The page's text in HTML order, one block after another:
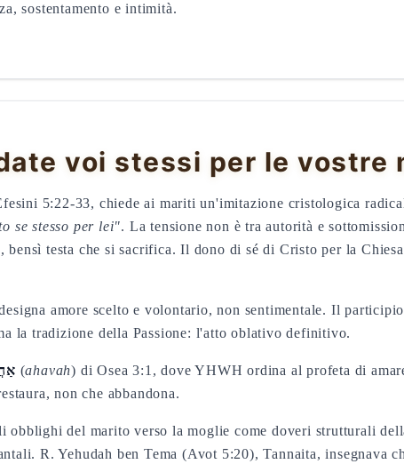
sostentamento e intimità.
voi stessi per le vostre
5:22-33, chiede ai mariti un'imitazione cristologica
se stesso per lei". La tensione non è tra autorità e
bensì testa che si sacrifica. Il dono di sé di Cristo per la
amore scelto e volontario, non sentimentale. Il
la tradizione della Passione: l'atto oblativo definitivo.
(ahavah) di Osea 3:1, dove YHWH ordina al profeta di
non che abbandona.
obblighi del marito verso la moglie come doveri strutturali
R. Yehudah ben Tema (Avot 5:20), Tannaita, insegnava